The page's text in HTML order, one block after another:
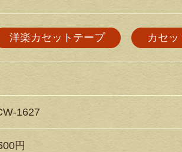
洋楽カセットテープ カセ
1627
円